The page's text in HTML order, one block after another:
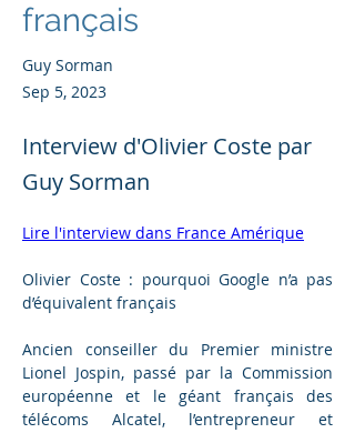
français
Guy Sorman
Sep 5, 2023
Interview d'Olivier Coste par
Guy Sorman
Lire l'interview dans France Amérique
Olivier Coste : pourquoi Google n’a pas
d’équivalent français
Ancien conseiller du Premier ministre
Lionel Jospin, passé par la Commission
européenne et le géant français des
télécoms Alcatel, l’entrepreneur et